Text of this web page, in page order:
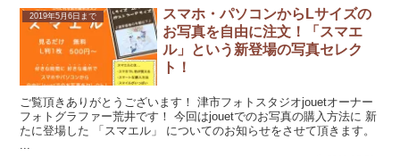
2019年5月6日まで
スマホ・パソコンからLサイズの
お写真を自由に注文！「スマエ
ル」という新登場の写真セレク
ト！
ご覧頂きありがとうございます！ 津市フォトスタジオjouetオーナー
フォトグラファー荒井です！ 今回はjouetでのお写真の購入方法に 新
たに登場した 「スマエル」 についてのお知らせをさせて頂きます。